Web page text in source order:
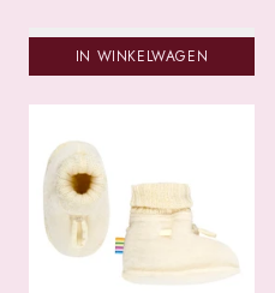
IN WINKELWAGEN